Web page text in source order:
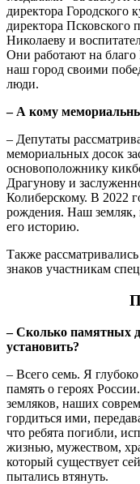
директора Городского
директора Псковского
Николаеву и
Они работают на
наш город своими
люди.
– А кому
– Депутаты
мемориальных досок
основоположнику
Драгунову и
Колиберскому. В 2022
рождения. Наш земляк,
его историю.
Также
знаков участникам
– Сколько памятных
установить?
– Всего семь. Я
память о героях
земляков, наших
гордиться ими,
что ребята погибли,
жизнью, мужеством,
который существует
пытались втянуть.